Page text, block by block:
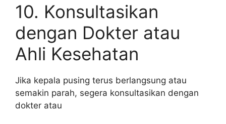
10. Konsultasikan
dengan Dokter atau
Ahli Kesehatan
Jika kepala pusing terus berlangsung atau
semakin parah, segera konsultasikan dengan
dokter atau